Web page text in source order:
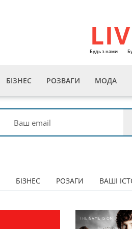
Будь з нами
БІЗНЕС РОЗВАГИ МОДА
БІЗНЕС РОЗАГИ ВАШІ
Пошукова строка